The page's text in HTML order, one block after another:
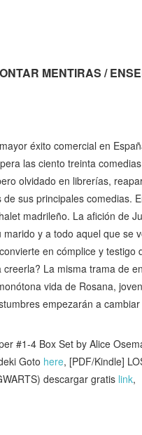
MENTIRAS /
éxito comercial en
las ciento treinta
olvidado en librerías,
sus principales comedias.
madrileño. La afición de
y a todo aquel que se
en cómplice y testigo
La misma trama de
vida de Rosana,
empezarán a
#1-4 Box Set by Alice
Goto here, [PDF/Kindle]
descargar gratis link,